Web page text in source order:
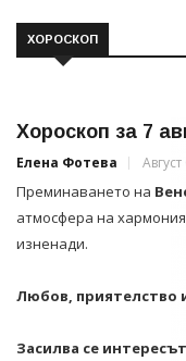
ХОРОСКОП
Хороскоп за 7
Елена Фотева
Преминаването на
атмосфера на
изненади.
Любов, приятелство
Засилва се